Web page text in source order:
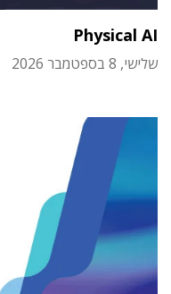
Physical AI
שלישי, 8 בספטמבר 2026